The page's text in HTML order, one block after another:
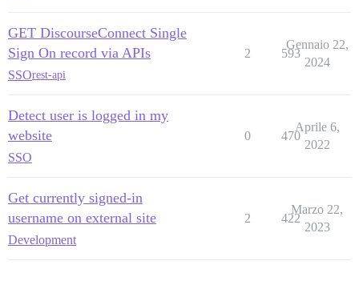
GET DiscourseConnect Single
Sign On record via APIs
SSOrest-api
2 593
Gennaio 22,
2024
Detect user is logged in my
website
SSO
0 470
Aprile 6,
2022
Get currently signed-in
username on external site
Development
2 422
Marzo 22,
2023